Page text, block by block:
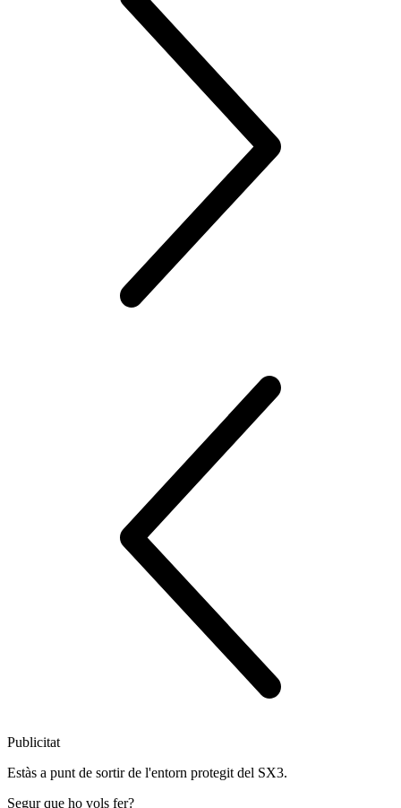
Publicitat
Estàs a punt de sortir de l'entorn protegit del SX3.
Segur que ho vols fer?